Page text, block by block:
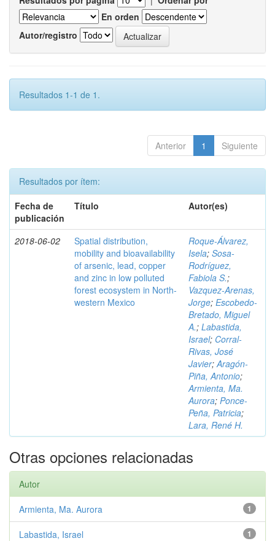
En orden
Autor/registro
Resultados 1-1 de 1.
Anterior 1 Siguiente
Resultados por ítem:
Fecha de
publicación
Título Autor(es)
2018-06-02
Spatial distribution,
mobility and bioavailability
of arsenic, lead, copper
and zinc in low polluted
forest ecosystem in North-
western Mexico
Roque-Álvarez,
Isela; Sosa-
Rodríguez,
Fabiola S.;
Vazquez-Arenas,
Jorge; Escobedo-
Bretado, Miguel
A.; Labastida,
Israel; Corral-
Rivas, José
Javier;Aragón-
Piña, Antonio;
Armienta, Ma.
Aurora; Ponce-
Peña, Patricia;
Lara, René H.
Otras opciones relacionadas
Autor
1
Armienta, Ma. Aurora
1
Labastida, Israel